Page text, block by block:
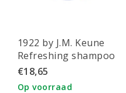
1922 by J.M. Keune
Refreshing shampoo
€18,65
Op voorraad